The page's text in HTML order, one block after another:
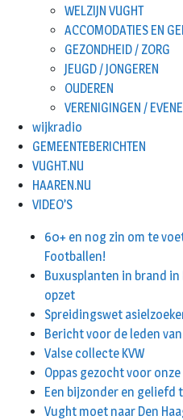
WELZIJN VUGHT
ACCOMODATIES EN
GEZONDHEID / ZORG
JEUGD / JONGEREN
OUDEREN
VERENIGINGEN /
wijkradio
GEMEENTEBERICHTEN
VUGHT.NU
HAAREN.NU
VIDEO’S
60+ en nog zin om te
Footballen!
Buxusplanten in brand
opzet
Spreidingswet
Bericht voor de leden
Valse collecte KVW
Oppas gezocht voor
Een bijzonder en geliefd
Vught moet naar Den